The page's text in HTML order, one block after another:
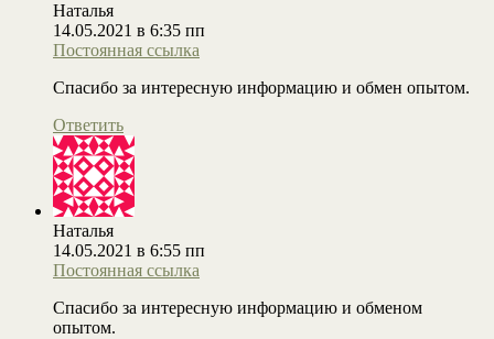
Наталья
14.05.2021 в 6:35 пп
Постоянная ссылка
Спасибо за интересную информацию и обмен опытом.
Ответить
Наталья
14.05.2021 в 6:55 пп
Постоянная ссылка
Спасибо за интересную информацию и обменом
опытом.